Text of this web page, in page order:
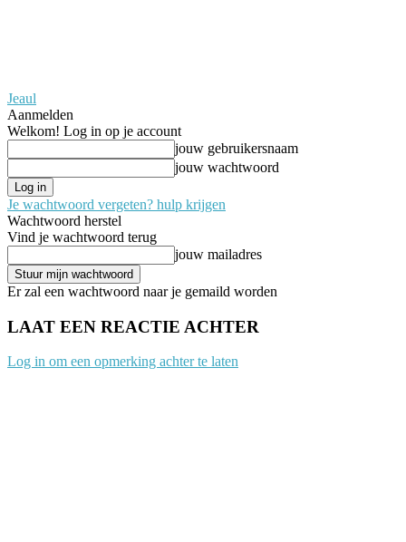
Jeaul
Aanmelden
Welkom! Log in op je account
jouw gebruikersnaam
jouw wachtwoord
Je wachtwoord vergeten? hulp krijgen
Wachtwoord herstel
Vind je wachtwoord terug
jouw mailadres
Er zal een wachtwoord naar je gemaild worden
LAAT EEN REACTIE ACHTER
Log in om een opmerking achter te laten